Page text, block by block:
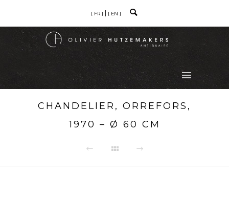
[ FR ] [ EN ]
CHANDELIER, ORREFORS,
1970 – Ø 60 CM